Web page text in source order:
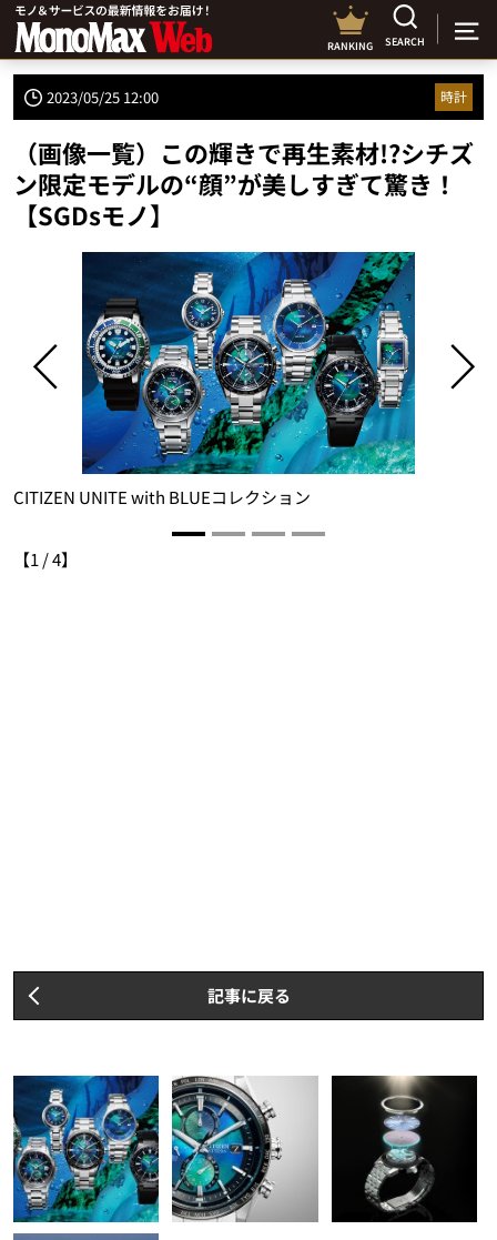
RANKING SEARCH
2023/05/25 12:00 時計
（画像一覧）この輝きで再生素材!?シチズ
ン限定モデルの“顔”が美しすぎて驚き！
【SGDsモノ】
CITIZEN UNITE with BLUEコレクション
【1 /4】
記事に戻る